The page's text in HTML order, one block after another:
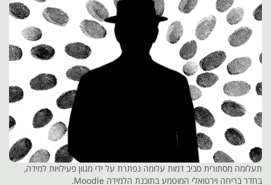
תעלומה מסתורית סביב דמות עלומה נפתרת על ידי מגוון פעילויות למידה,
בחדר בריחה וירטואלי המוטמע בתוכנת הלמידה Moodle.